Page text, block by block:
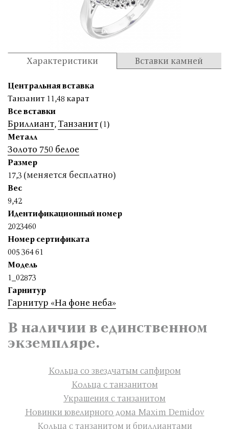
Характеристики Вставки камней
Центральная вставка
Танзанит 11,48 карат
Все вставки
Бриллиант, Танзанит (1)
Металл
Золото 750 белое
Размер
17,3 (меняется бесплатно)
Вес
9,42
Идентификационный номер
2023460
Номер сертификата
005 364 61
Модель
1_02873
Гарнитур
Гарнитур «На фоне неба»
В наличии в единственном
экземпляре.
Кольца со звездчатым сапфиром
Кольца с танзанитом
Украшения с танзанитом
Новинки ювелирного дома Maxim Demidov
Кольца с танзанитом и бриллиантами